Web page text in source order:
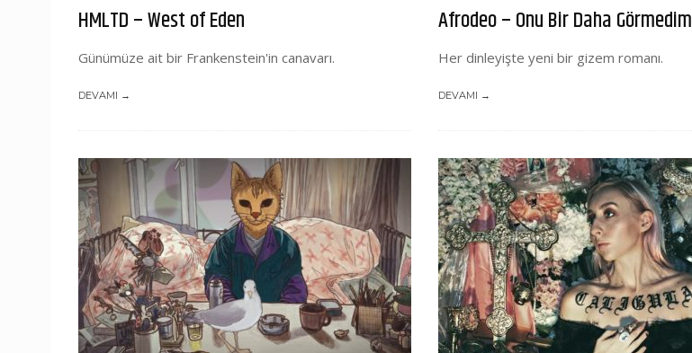
HMLTD – West of Eden
Günümüze ait bir Frankenstein'in canavarı.
DEVAMI →
Afrodeo – Onu Bir Daha Görmedim
Her dinleyişte yeni bir gizem romanı.
DEVAMI →